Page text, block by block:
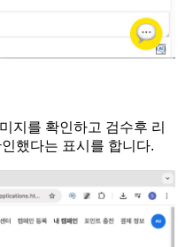
지를 확인하고 검수후 리
했다는 표시를 합니다.